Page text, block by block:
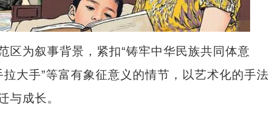
为叙事背景，紧扣“铸牢中华民族共同体意
大手”等富有象征意义的情节，以艺术化的手法
与成长。